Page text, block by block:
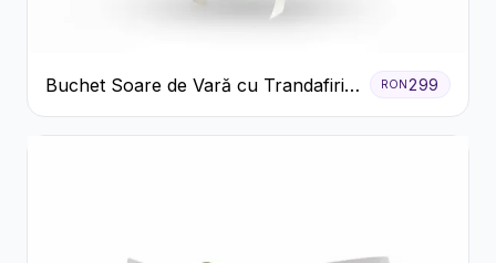
Buchet Soare de Vară cu Trandafiri
Galbeni și Crizanteme Albe
RON 299